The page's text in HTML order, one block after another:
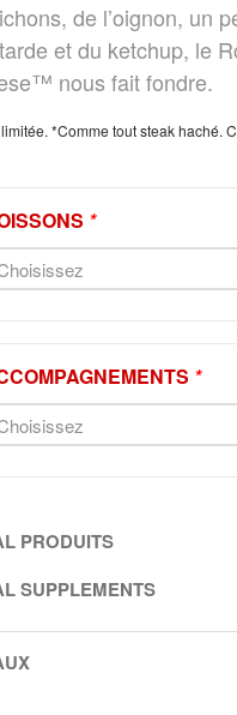
de l’oignon, un
et du ketchup, le
nous fait fondre.
*Comme tout steak haché.
*
*
PRODUITS
SUPPLEMENTS